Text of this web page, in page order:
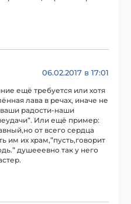
06.02.2017 в 17:01
ещё требуется или хотя
лава в речах, иначе не
радости-наши
Или ещё пример:
от всего сердца
им их храм,”пусть,говорит
душееевно так у него